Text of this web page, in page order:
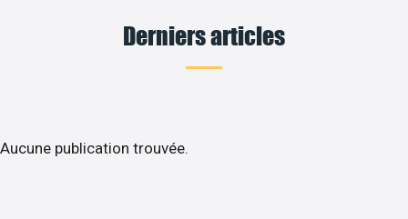
Derniers articles
Aucune publication trouvée.